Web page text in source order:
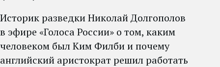
Историк разведки Николай Долгополов
в эфире «Голоса России» о том, каким
человеком был Ким Филби и почему
английский аристократ решил работать